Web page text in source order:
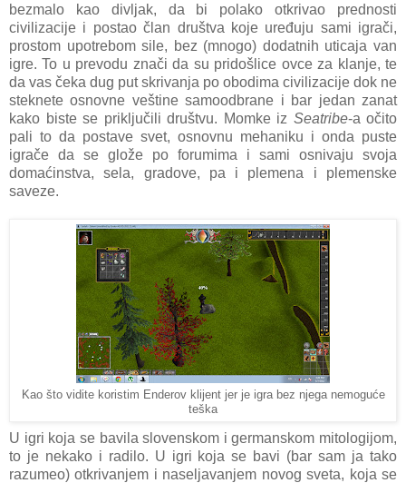
bezmalo kao divljak, da bi polako otkrivao prednosti
civilizacije i postao član društva koje uređuju sami igrači,
prostom upotrebom sile, bez (mnogo) dodatnih uticaja van
igre. To u prevodu znači da su pridošlice ovce za klanje, te
da vas čeka dug put skrivanja po obodima civilizacije dok ne
steknete osnovne veštine samoodbrane i bar jedan zanat
kako biste se priključili društvu. Momke iz Seatribe-a očito
pali to da postave svet, osnovnu mehaniku i onda puste
igrače da se glože po forumima i sami osnivaju svoja
domaćinstva, sela, gradove, pa i plemena i plemenske
saveze.
Kao što vidite koristim Enderov klijent jer je igra bez njega nemoguće
teška
U igri koja se bavila slovenskom i germanskom mitologijom,
to je nekako i radilo. U igri koja se bavi (bar sam ja tako
razumeo) otkrivanjem i naseljavanjem novog sveta, koja se